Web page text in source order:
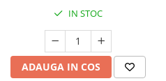
IN STOC
ADAUGA IN COS